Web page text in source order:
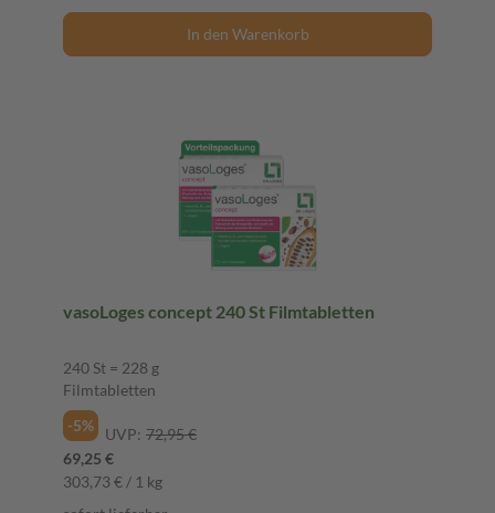
In den Warenkorb
vasoLoges concept 240 St Filmtabletten
240 St = 228 g
Filmtabletten
-5%
UVP: 72,95 €
69,25 €
303,73 € / 1 kg